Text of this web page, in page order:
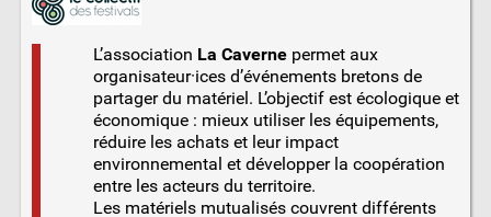
L’association La Cavernepermet aux
organisateur·ices d’événements bretons de
partager du matériel. L’objectif est écologique et
économique : mieux utiliser les équipements,
réduire les achats et leur impact
environnemental et développer la coopération
entre les acteurs du territoire.
Les matériels mutualisés couvrent différents